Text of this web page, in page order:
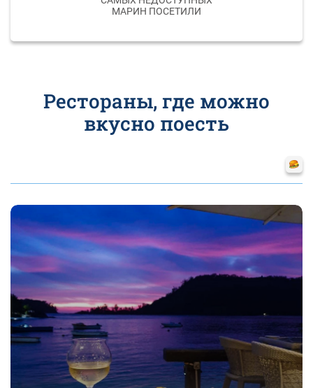
МАРИН ПОСЕТИЛИ
Рестораны, где можно
вкусно поесть